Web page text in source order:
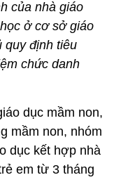
của nhà giáo
ở cơ sở giáo
quy định tiêu
chức danh
dục mầm non,
mầm non, nhóm
dục kết hợp nhà
em từ 3 tháng